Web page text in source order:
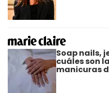
Soap nails,
cuáles son
manicuras